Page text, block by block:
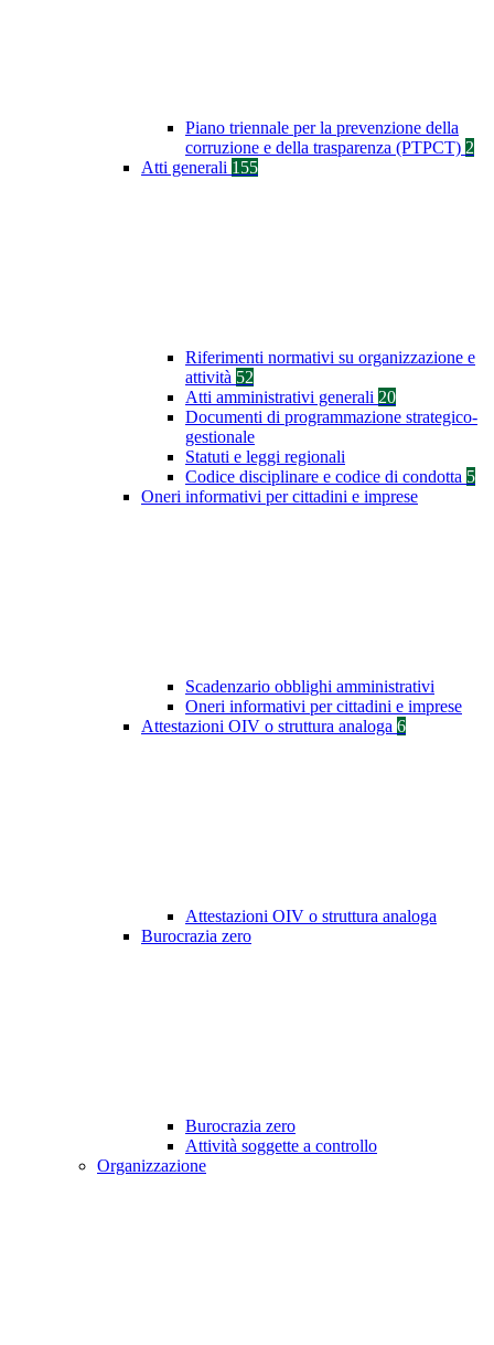
Piano triennale per la prevenzione della
corruzione e della trasparenza (PTPCT) 2
Atti generali 155
Riferimenti normativi su organizzazione e
attività 52
Atti amministrativi generali 20
Documenti di programmazione strategico-
gestionale
Statuti e leggi regionali
Codice disciplinare e codice di condotta 5
Oneri informativi per cittadini e imprese
Scadenzario obblighi amministrativi
Oneri informativi per cittadini e imprese
Attestazioni OIV o struttura analoga 6
Attestazioni OIV o struttura analoga
Burocrazia zero
Burocrazia zero
Attività soggette a controllo
Organizzazione